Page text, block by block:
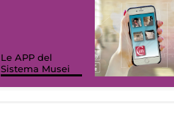
Le APP del
Sistema Musei